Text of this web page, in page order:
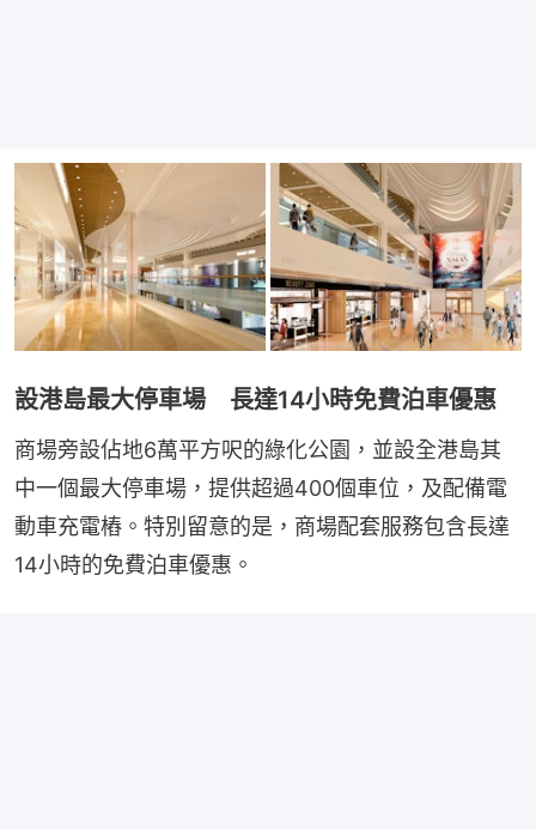
設港島最大停車場 長達14小時免費泊車優惠
商場旁設佔地6萬平方呎的綠化公園，並設全港島其
中一個最大停車場，提供超過400個車位，及配備電
動車充電樁。特別留意的是，商場配套服務包含長達
14小時的免費泊車優惠。